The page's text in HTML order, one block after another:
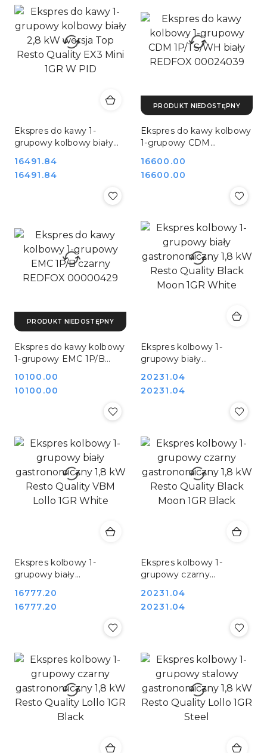
Ekspres do kawy 1-
grupowy kolbowy biały
Quality EX3 Mini 1GR W
PID
Cena:
16491.84
Cena:
16491.84
Ekspres do kawy kolbowy
1-grupowy CDM
00024039
Cena:
16600.00
Cena:
16600.00
PRODUKT NIEDOSTĘPNY
Ekspres do kawy kolbowy
1-grupowy EMC 1P/B
00000429
Cena:
10100.00
Cena:
10100.00
PRODUKT NIEDOSTĘPNY
Ekspres kolbowy 1-
grupowy biały
Resto Quality Black
Moon 1GR White
Cena:
20231.04
Cena:
20231.04
Ekspres kolbowy 1-
grupowy biały
Resto Quality VBM Lollo
1GR White
Cena:
16777.20
Cena:
16777.20
Ekspres kolbowy 1-
grupowy czarny
Resto Quality Black
Moon 1GR Black
Cena:
20231.04
Cena:
20231.04